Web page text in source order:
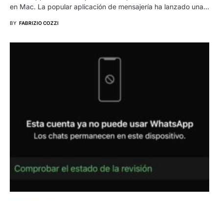
en Mac. La popular aplicación de mensajería ha lanzado una…
BY FABRIZIO COZZI